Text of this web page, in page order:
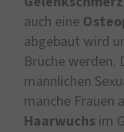
auch eine
abgebaut wird
Brüche werden.
männlichen
manche Frauen
Haarwuchs im